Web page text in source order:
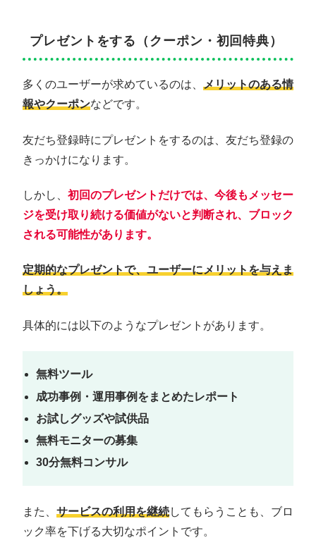
プレゼントをする（クーポン・初回特典）
多くのユーザーが求めているのは、 メリットのある情
報やクーポンなどです。
友だち登録時にプレゼントをするのは、友だち登録の
きっかけになります。
しかし、 初回のプレゼントだけでは、今後もメッセー
ジを受け取り続ける価値がないと判断され、ブロック
される可能性があります。
定期的なプレゼントで、ユーザーにメリットを与えま
しょう。
具体的には以下のようなプレゼントがあります。
無料ツール
成功事例・運用事例をまとめたレポート
お試しグッズや試供品
無料モニターの募集
30分無料コンサル
また、 サービスの利用を継続してもらうことも、ブロ
ック率を下げる大切なポイントです。